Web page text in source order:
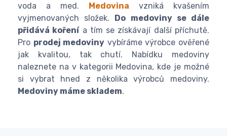
voda a med.
Medovina vzniká kvašením
vyjmenovaných složek.
Do medoviny se dále
přidává kořenía tím se získávají další příchutě.
Pro prodej medoviny vybíráme výrobce ověřené
jak kvalitou, tak chutí. Nabídku medoviny
naleznete na v kategorii Medovina, kde je možné
si vybrat hned z několika výrobců medoviny.
Medoviny máme skladem.